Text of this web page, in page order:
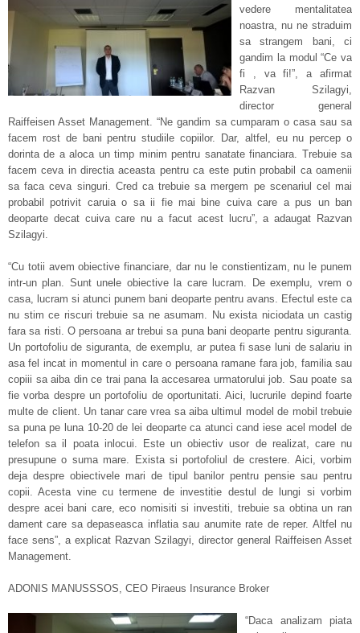
vedere mentalitatea
noastra, nu ne straduim
sa strangem bani, ci
gandim la modul “Ce va
fi , va fi!”, a afirmat
Razvan Szilagyi,
director general
Raiffeisen Asset Management. “Ne gandim sa cumparam o casa sau sa
facem rost de bani pentru studiile copiilor. Dar, altfel, eu nu percep o
dorinta de a aloca un timp minim pentru sanatate financiara. Trebuie sa
facem ceva in directia aceasta pentru ca este putin probabil ca oamenii
sa faca ceva singuri. Cred ca trebuie sa mergem pe scenariul cel mai
probabil potrivit caruia o sa ii fie mai bine cuiva care a pus un ban
deoparte decat cuiva care nu a facut acest lucru”, a adaugat Razvan
Szilagyi.
“Cu totii avem obiective financiare, dar nu le constientizam, nu le punem
intr-un plan. Sunt unele obiective la care lucram. De exemplu, vrem o
casa, lucram si atunci punem bani deoparte pentru avans. Efectul este ca
nu stim ce riscuri trebuie sa ne asumam. Nu exista niciodata un castig
fara sa risti. O persoana ar trebui sa puna bani deoparte pentru siguranta.
Un portofoliu de siguranta, de exemplu, ar putea fi sase luni de salariu in
asa fel incat in momentul in care o persoana ramane fara job, familia sau
copiii sa aiba din ce trai pana la accesarea urmatorului job. Sau poate sa
fie vorba despre un portofoliu de oportunitati. Aici, lucrurile depind foarte
multe de client. Un tanar care vrea sa aiba ultimul model de mobil trebuie
sa puna pe luna 10-20 de lei deoparte ca atunci cand iese acel model de
telefon sa il poata inlocui. Este un obiectiv usor de realizat, care nu
presupune o suma mare. Exista si portofoliul de crestere. Aici, vorbim
deja despre obiectivele mari de tipul banilor pentru pensie sau pentru
copii. Acesta vine cu termene de investitie destul de lungi si vorbim
despre acei bani care, eco nomisiti si investiti, trebuie sa obtina un ran
dament care sa depaseasca inflatia sau anumite rate de reper. Altfel nu
face sens”, a explicat Razvan Szilagyi, director general Raiffeisen Asset
Management.
ADONIS MANUSSSOS, CEO Piraeus Insurance Broker
“Daca analizam piata